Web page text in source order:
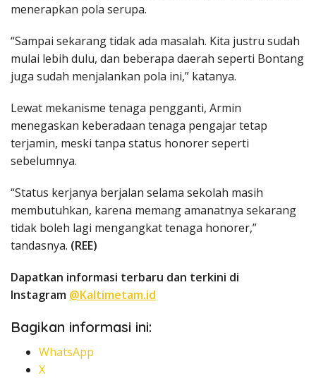
menerapkan pola serupa.
“Sampai sekarang tidak ada masalah. Kita justru sudah
mulai lebih dulu, dan beberapa daerah seperti Bontang
juga sudah menjalankan pola ini,” katanya.
Lewat mekanisme tenaga pengganti, Armin
menegaskan keberadaan tenaga pengajar tetap
terjamin, meski tanpa status honorer seperti
sebelumnya.
“Status kerjanya berjalan selama sekolah masih
membutuhkan, karena memang amanatnya sekarang
tidak boleh lagi mengangkat tenaga honorer,”
tandasnya. (REE)
Dapatkan informasi terbaru dan terkini di
Instagram @Kaltimetam.id
Bagikan informasi ini:
WhatsApp
X